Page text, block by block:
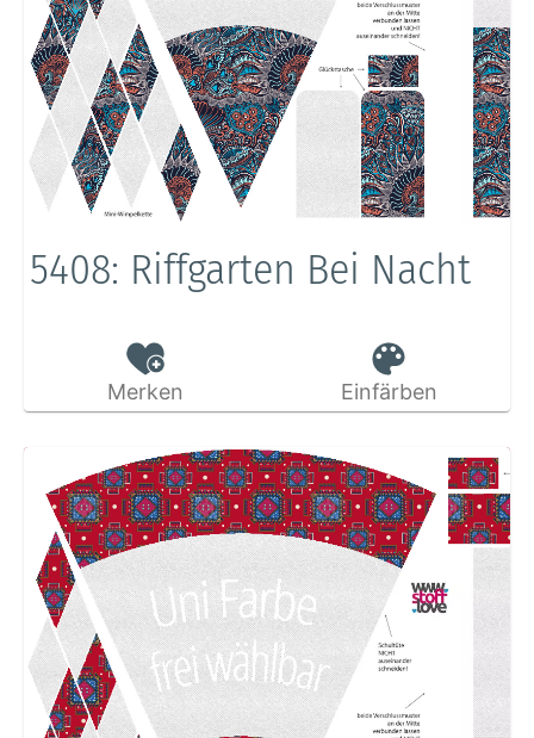
5408: Riffgarten Bei Nacht
Merken Einfärben